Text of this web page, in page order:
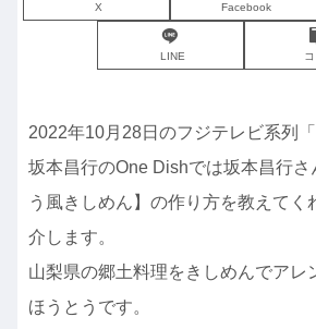
X Facebook
LINE
2022年10月28日のフジテレビ系列
坂本昌行のOne Dishでは坂本昌行さ
う風きしめん】の作り方を教えてく
介します。
山梨県の郷土料理をきしめんでアレ
ほうとうです。